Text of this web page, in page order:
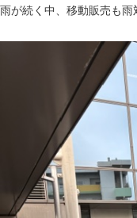
雨が続く中、移動販売も雨